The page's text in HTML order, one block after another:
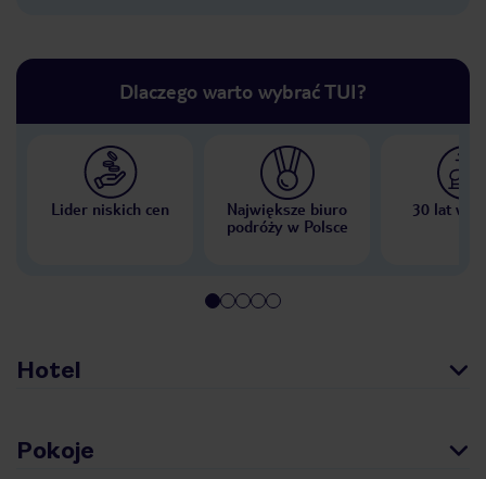
Dlaczego warto wybrać TUI?
Lider niskich cen
Największe biuro
podróży w Polsce
30 lat w
Hotel
Pokoje